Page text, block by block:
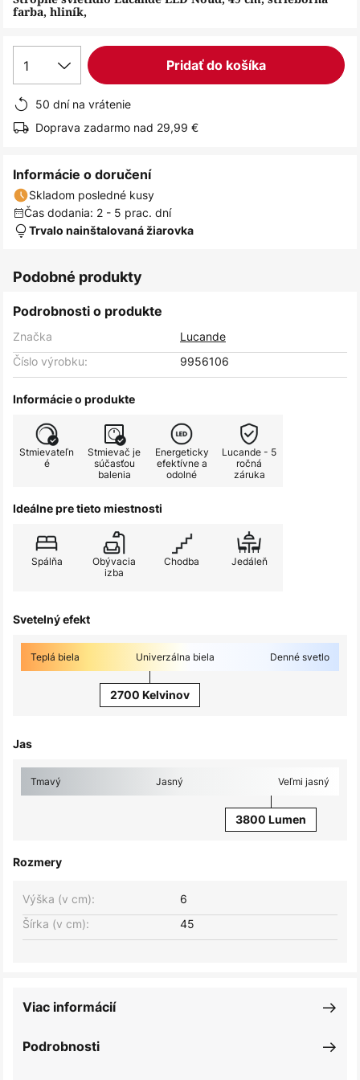
farba, hliník,
1 Pridať do košíka
50 dní na vrátenie
Doprava zadarmo nad 29,99 €
Informácie o doručení
Skladom posledné kusy
Čas dodania: 2 - 5 prac. dní
Trvalo nainštalovaná žiarovka
Podobné produkty
Podrobnosti o produkte
Značka
Lucande
Číslo výrobku:
9956106
Informácie o produkte
Stmievateľn
é
Stmievač je
súčasťou
balenia
Energeticky
efektívne a
odolné
Lucande - 5
ročná
záruka
Ideálne pre tieto miestnosti
Spálňa
Obývacia
izba
Chodba Jedáleň
Svetelný efekt
Teplá biela Univerzálna biela Denné svetlo
2700 Kelvinov
Jas
Tmavý Jasný Veľmi jasný
3800 Lumen
Rozmery
Šírka (v cm): 45
Výška (v cm): 6
Podrobnosti
Viac informácií